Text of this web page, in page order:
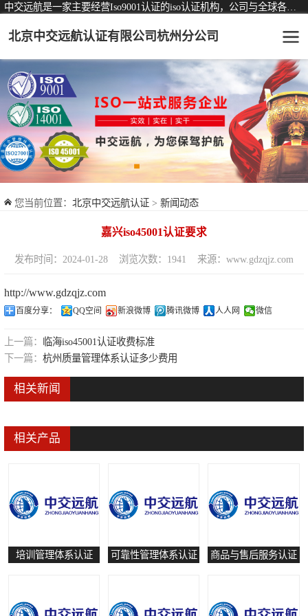
北京中交远航认证有限公司杭州分公司
您当前位置： 北京中交远航认证 > 新闻动态
嘉兴iso45001认证要求
发布时间：2024-01-28 浏览次数：1941 来源：www.gdzqjz.com
http://www.gdzqjz.com
百度分享： QQ空间 新浪微博 腾讯微博 人人网 微信
上一篇：
临海iso45001认证收费标准
下一篇： 杭州质量管理体系认证多少费用
相关新闻
相关产品
培训管理体系认证 可靠性管理体系认证 商品与售后服务认证
认证服务 可从事认证业务一览表
ISO9001质量管理体系认证
ISO14001环境管理体系认证
ISO45001职业健康安全管理体系认证
交通运输服务认证
ISO27001信息安全管理体系认证
培训管理体系认证